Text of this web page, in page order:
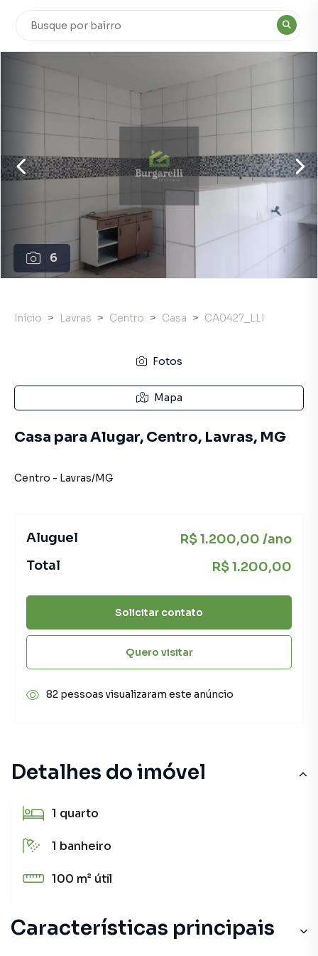
6
Detalhes do imóvel
1 quarto
1 banheiro
100 m² útil
Características principais
Início Lavras Centro Casa CA0427_LLI
Fotos
Mapa
Casa para Alugar, Centro, Lavras, MG
Centro - Lavras/MG
Aluguel
R$ 1.200,00 /ano
Total
R$ 1.200,00
Solicitar contato
Quero visitar
82 pessoas visualizaram este anúncio